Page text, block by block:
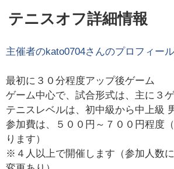
テニスオフ詳細情報
主催者のkato0704さんのプロフィー
最初に３０分程度アップ後ゲーム
ゲーム中心で、試合形式は、主に３
テニスレベルは、初中級から中上級
参加費は、５００円～７００円程度
ります）
※４人以上で開催します（参加人数